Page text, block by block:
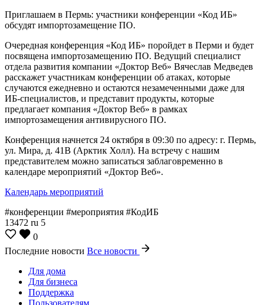
Приглашаем в Пермь: участники конференции «Код ИБ»
обсудят импортозамещение ПО.
Очередная конференция «Код ИБ» поройдет в Перми и будет
посвящена импортозамещению ПО. Ведущий специалист
отдела развития компании «Доктор Веб» Вячеслав Медведев
расскажет участникам конференции об атаках, которые
случаются ежедневно и остаются незамеченными даже для
ИБ-специалистов, и представит продукты, которые
предлагает компания «Доктор Веб» в рамках
импортозамещения антивирусного ПО.
Конференция начнется 24 октября в 09:30 по адресу: г. Пермь,
ул. Мира, д. 41B (Арктик Холл). На встречу с нашим
представителем можно записаться заблаговременно в
календаре мероприятий «Доктор Веб».
Календарь мероприятий
#конференции #мероприятия #КодИБ
13472 ru 5
0
Последние новости Все новости
Для дома
Для бизнеса
Поддержка
Пользователям